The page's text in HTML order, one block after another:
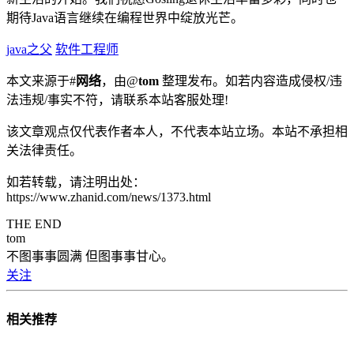
期待Java语言继续在编程世界中绽放光芒。
java之父 软件工程师
本文来源于#网络，由@tom 整理发布。如若内容造成侵权/违
法违规/事实不符，请联系本站客服处理!
该文章观点仅代表作者本人，不代表本站立场。本站不承担相
关法律责任。
如若转载，请注明出处：
https://www.zhanid.com/news/1373.html
THE END
tom
不图事事圆满 但图事事甘心。
关注
相关推荐